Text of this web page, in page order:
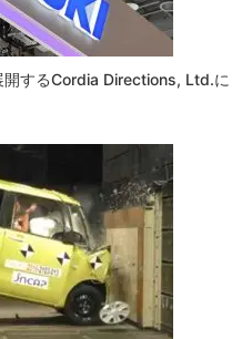
するCordia Directions, Ltd.に